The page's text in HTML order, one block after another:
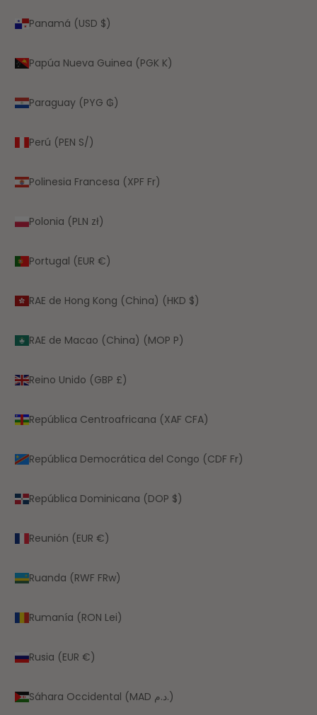
Panamá (USD $)
Papúa Nueva Guinea (PGK K)
Paraguay (PYG ₲)
Perú (PEN S/)
Polinesia Francesa (XPF Fr)
Polonia (PLN zł)
Portugal (EUR €)
RAE de Hong Kong (China) (HKD $)
RAE de Macao (China) (MOP P)
Reino Unido (GBP £)
República Centroafricana (XAF CFA)
República Democrática del Congo (CDF Fr)
República Dominicana (DOP $)
Reunión (EUR €)
Ruanda (RWF FRw)
Rumanía (RON Lei)
Rusia (EUR €)
Sáhara Occidental (MAD د.م.)